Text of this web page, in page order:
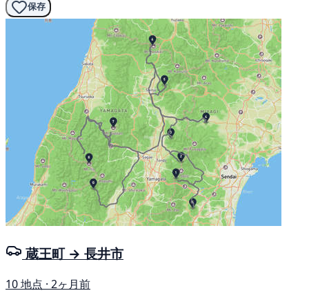
保存
蔵王町 → 長井市
10 地点 · 2ヶ月前